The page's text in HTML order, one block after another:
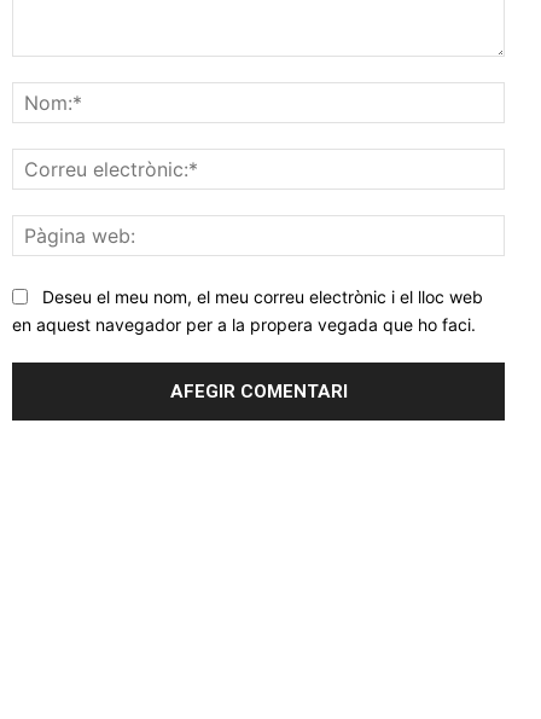
web:
Deseu el meu nom, el meu correu electrònic i el lloc web
en aquest navegador per a la propera vegada que ho faci.